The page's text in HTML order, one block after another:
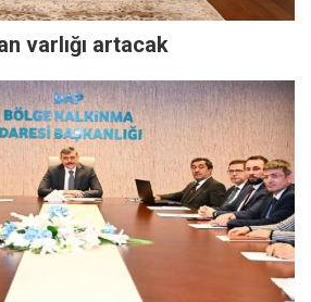
varlığı artacak